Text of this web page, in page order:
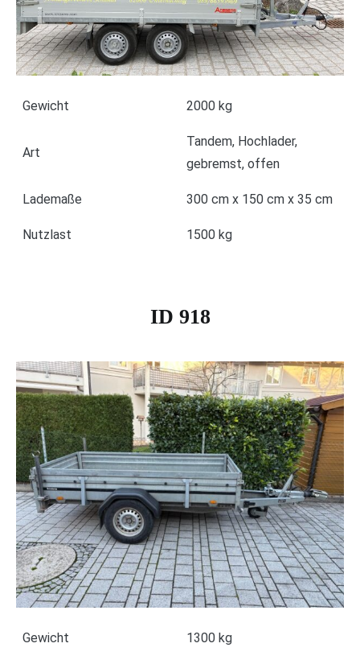
Gewicht 2000 kg
Art
Tandem, Hochlader,
gebremst, offen
Lademaße 300 cm x 150 cm x 35 cm
Nutzlast 1500 kg
ID 918
Gewicht 1300 kg